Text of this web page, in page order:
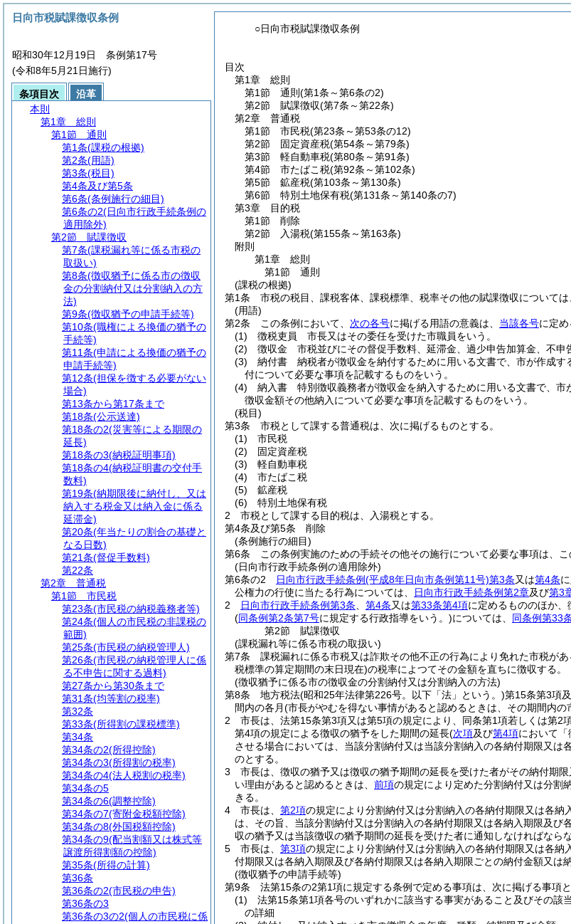
○日向市税賦課徴収条例
目次
第1章
総則
第1節
通則 (第1条～第6条の2)
第2節
賦課徴収(第7条～第22条)
第2章
普通税
第1節
市民税(第23条～第53条の12)
第2節
固定資産税(第54条～第79条)
第3節
軽自動車税(第80条～第91条)
第4節
市たばこ税(第92条～第102条)
第5節
鉱産税(第103条～第130条)
第6節
特別土地保有税(第131条～第140条の7)
第3章
目的税
第1節
削除
第2節
入湯税(第155条～第163条)
附則
第1章
総則
第1節
通則
(課税の根拠)
第1条
市税の税目、課税客体、課税標準、税率その他の賦課徴収について
(用語)
第2条
この条例において、 次の各号に掲げる用語の意義は、 当該各号に定め
(1)
徴税吏員 市長又はその委任を受けた市職員をいう。
(2)
徴収金 市税並びにその督促手数料、延滞金、過少申告加算金、不申
(3)
納付書 納税者が徴収金を納付するために用いる文書で、市が作成す
付について必要な事項を記載するものをいう。
(4)
納入書 特別徴収義務者が徴収金を納入するために用いる文書で、市
徴収金額その他納入について必要な事項を記載するものをいう。
(税目)
第3条
市税として課する普通税は、次に掲げるものとする。
(1)
市民税
(2)
固定資産税
(3)
軽自動車税
(4)
市たばこ税
(5)
鉱産税
(6)
特別土地保有税
2
市税として課する目的税は、入湯税とする。
第4条及び第5条
削除
(条例施行の細目)
第6条
この条例実施のための手続その他その施行について必要な事項は、
(日向市行政手続条例の適用除外)
第6条の2
日向市行政手続条例(平成8年日向市条例第11号)第3条又は第4条
公権力の行使に当たる行為については、
日向市行政手続条例第2章及び第3
2
日向市行政手続条例第3条 第4条又は第33条第4項に定めるもののほか
(同条例第2条第7号に規定する行政指導をいう。)については、 同条例第33
第2節
賦課徴収
(課税漏れ等に係る市税の取扱い)
第7条
課税漏れに係る市税又は詐欺その他不正の行為により免れた市税が
税標準の算定期間の末日現在)の税率によつてその金額を直ちに徴収する。
(徴収猶予に係る市の徴収金の分割納付又は分割納入の方法)
第8条
地方税法(昭和25年法律第226号。以下「法」という。)第15条第3項
間内の各月(市長がやむを得ない事情があると認めるときは、その期間内の
2
市長は、法第15条第3項又は第5項の規定により、同条第1項若しくは第2
第4項の規定による徴収の猶予をした期間の延長(次項及び第4項において
させる場合においては、当該分割納付又は当該分割納入の各納付期限又
のとする。
3
市長は、徴収の猶予又は徴収の猶予期間の延長を受けた者がその納付期
い理由があると認めるときは、 前項の規定により定めた分割納付又は分割
きる。
4
市長は、 第2項の規定により分割納付又は分割納入の各納付期限又は各
は、その旨、当該分割納付又は分割納入の各納付期限又は各納入期限及
収の猶予又は当該徴収の猶予期間の延長を受けた者に通知しなければならな
5
市長は、 第3項の規定により分割納付又は分割納入の各納付期限又は各
付期限又は各納入期限及び各納付期限又は各納入期限ごとの納付金額又は
(徴収猶予の申請手続等)
第9条
法第15条の2第1項に規定する条例で定める事項は、次に掲げる事項と
(1)
法第15条第1項各号のいずれかに該当する事実があること及びその
の詳細
日向市税賦課徴収条例
昭和30年12月19日 条例第17号
(令和8年5月21日施行)
条項目次
沿革
本則
第1章
総則
第1節
通則
第1条(課税の根拠)
第2条(用語)
第3条(税目)
第4条及び第5条
第6条(条例施行の細目)
第6条の2(日向市行政手続条例の
適用除外)
第2節
賦課徴収
第7条(課税漏れ等に係る市税の
取扱い)
第8条(徴収猶予に係る市の徴収
金の分割納付又は分割納入の方
法)
第9条(徴収猶予の申請手続等)
第10条(職権による換価の猶予の
手続等)
第11条(申請による換価の猶予の
申請手続等)
第12条(担保を徴する必要がない
場合)
第13条から第17条まで
第18条(公示送達)
第18条の2(災害等による期限の
延長)
第18条の3(納税証明事項)
第18条の4(納税証明書の交付手
数料)
第19条(納期限後に納付し、又は
納入する税金又は納入金に係る
延滞金)
第20条(年当たりの割合の基礎と
なる日数)
第21条(督促手数料)
第22条
第2章
普通税
第1節
市民税
第23条(市民税の納税義務者等)
第24条(個人の市民税の非課税の
範囲)
第25条(市民税の納税管理人)
第26条(市民税の納税管理人に係
る不申告に関する過料)
第27条から第30条まで
第31条(均等割の税率)
第32条
第33条(所得割の課税標準)
第34条
第34条の2(所得控除)
第34条の3(所得割の税率)
第34条の4(法人税割の税率)
第34条の5
第34条の6(調整控除)
第34条の7(寄附金税額控除)
第34条の8(外国税額控除)
第34条の9(配当割額又は株式等
譲渡所得割額の控除)
第35条(所得の計算)
第36条
第36条の2(市民税の申告)
第36条の3
第36条の3の2(個人の市民税に係